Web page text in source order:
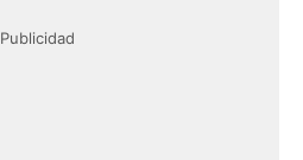
Publicidad